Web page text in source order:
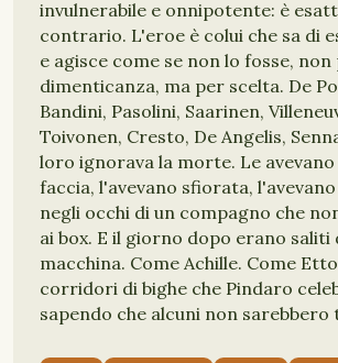
invulnerabile e onnipotente: è
contrario. L'eroe è colui che sa di
e agisce come se non lo fosse, non
dimenticanza, ma per scelta. De
Bandini, Pasolini, Saarinen,
Toivonen, Cresto, De Angelis,
loro ignorava la morte. Le
faccia, l'avevano sfiorata,
negli occhi di un compagno che
ai box. E il giorno dopo erano saliti
macchina. Come Achille. Come
corridori di bighe che Pindaro
sapendo che alcuni non